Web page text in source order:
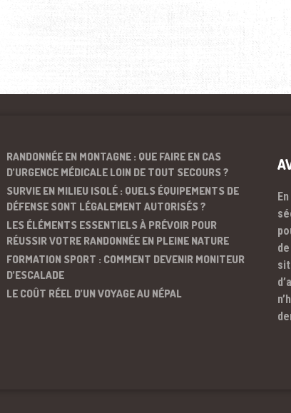
RANDONNÉE EN MONTAGNE : QUE FAIRE EN CAS
D’URGENCE MÉDICALE LOIN DE TOUT SECOURS ?
SURVIE EN MILIEU ISOLÉ : QUELS ÉQUIPEMENTS DE
DÉFENSE SONT LÉGALEMENT AUTORISÉS ?
LES ÉLÉMENTS ESSENTIELS À PRÉVOIR POUR
RÉUSSIR VOTRE RANDONNÉE EN PLEINE NATURE
FORMATION SPORT : COMMENT DEVENIR MONITEUR
D’ESCALADE
LE COÛT RÉEL D’UN VOYAGE AU NÉPAL